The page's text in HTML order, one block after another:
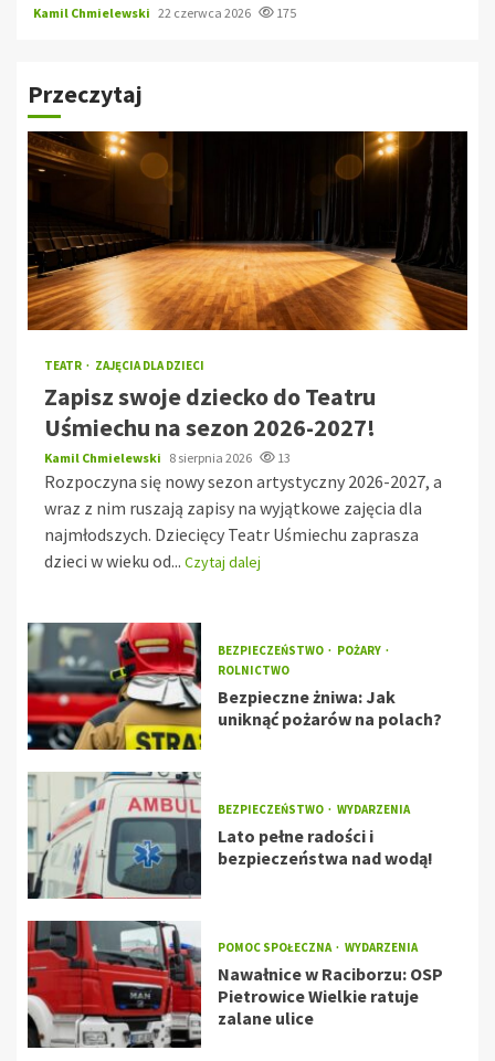
Kamil Chmielewski 22 czerwca 2026 175
Przeczytaj
TEATR ZAJĘCIA DLA DZIECI
Zapisz swoje dziecko do Teatru
Uśmiechu na sezon 2026-2027!
Kamil Chmielewski 8 sierpnia 2026 13
Rozpoczyna się nowy sezon artystyczny 2026-2027, a
wraz z nim ruszają zapisy na wyjątkowe zajęcia dla
najmłodszych. Dziecięcy Teatr Uśmiechu zaprasza
dzieci w wieku od... Czytaj dalej
BEZPIECZEŃSTWO
POŻARY
ROLNICTWO
Bezpieczne żniwa: Jak
uniknąć pożarów na polach?
BEZPIECZEŃSTWO WYDARZENIA
Lato pełne radości i
bezpieczeństwa nad wodą!
POMOC SPOŁECZNA WYDARZENIA
Nawałnice w Raciborzu: OSP
Pietrowice Wielkie ratuje
zalane ulice